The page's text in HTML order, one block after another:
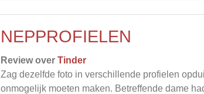
NEPPROFIELEN
Review over Tinder
Zag dezelfde foto in verschillende profielen
onmogelijk moeten maken. Betreffende dame